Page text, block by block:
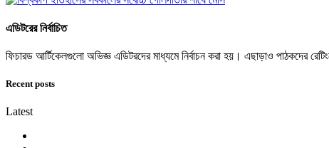
এডিটরের নির্বাচিত
ফিচারড আর্টিকেলগুলো অভিজ্ঞ এডিটরদের মাধ্যমে নির্বাচন করা হয়। এছাড়াও পাঠকদের
Recent posts
Latest